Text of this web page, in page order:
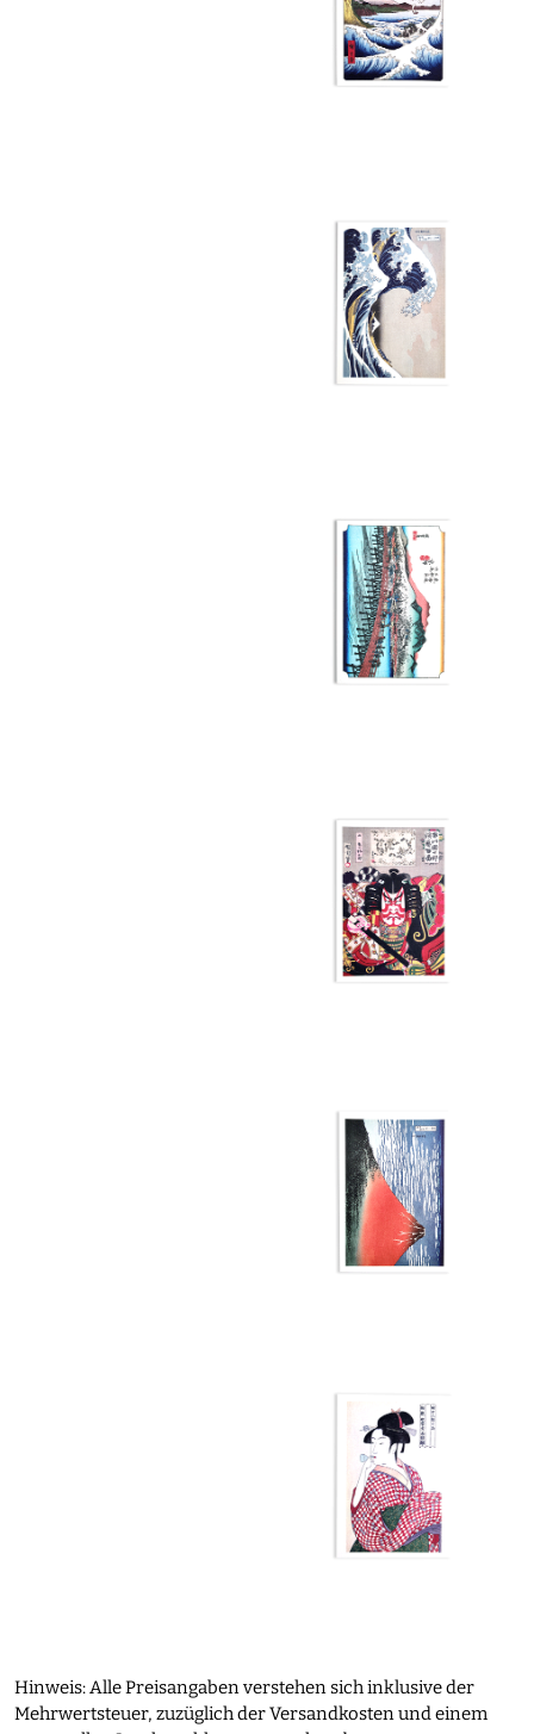
Hinweis: Alle Preisangaben verstehen sich inklusive der
Mehrwertsteuer, zuzüglich der Versandkosten und einem